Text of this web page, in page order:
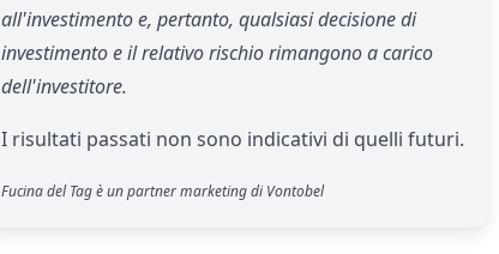
all'investimento e, pertanto, qualsiasi decisione di
investimento e il relativo rischio rimangono a carico
dell'investitore.
I risultati passati non sono indicativi di quelli futuri.
Fucina del Tag è un partner marketing di Vontobel